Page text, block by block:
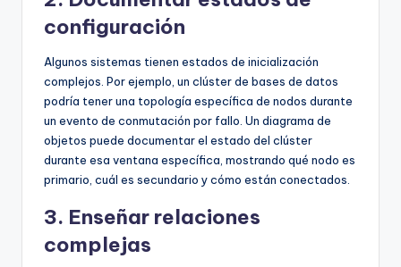
configuración
Algunos sistemas tienen estados de inicialización
complejos. Por ejemplo, un clúster de bases de datos
podría tener una topología específica de nodos durante
un evento de conmutación por fallo. Un diagrama de
objetos puede documentar el estado del clúster
durante esa ventana específica, mostrando qué nodo es
primario, cuál es secundario y cómo están conectados.
3. Enseñar relaciones
complejas